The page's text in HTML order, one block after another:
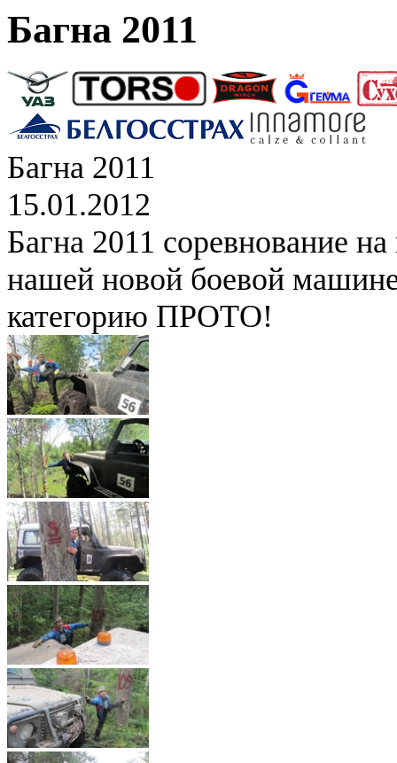
Багна 2011
Багна 2011
15.01.2012
Багна 2011 соревнование
нашей новой боевой
категорию ПРОТО!